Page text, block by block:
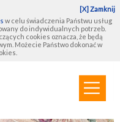
[X] Zamknij
w celu świadczenia Państwu usług
do indywidualnych potrzeb.
cookies oznacza, że będą
Możecie Państwo dokonać w